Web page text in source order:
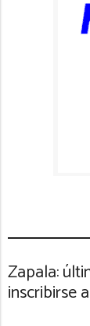
Zapala:
inscribirse